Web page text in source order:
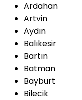
Ardahan
Artvin
Aydın
Balıkesir
Bartın
Batman
Bayburt
Bilecik